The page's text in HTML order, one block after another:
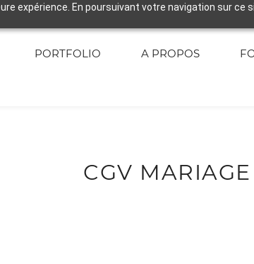
expérience. En poursuivant votre navigation sur ce
PORTFOLIO A PROPOS
CGV MARIAGE